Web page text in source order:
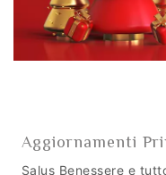
Aggiornamenti
Salus Benessere e